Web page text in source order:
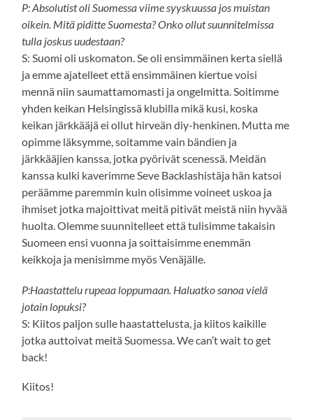
P: Absolutist oli Suomessa viime syyskuussa jos muistan
oikein. Mitä piditte Suomesta? Onko ollut suunnitelmissa
tulla joskus uudestaan?
S: Suomi oli uskomaton. Se oli ensimmäinen kerta siellä
ja emme ajatelleet että ensimmäinen kiertue voisi
mennä niin saumattamomasti ja ongelmitta. Soitimme
yhden keikan Helsingissä klubilla mikä kusi, koska
keikan järkkääjä ei ollut hirveän diy-henkinen. Mutta me
opimme läksymme, soitamme vain bändien ja
järkkääjien kanssa, jotka pyörivät scenessä. Meidän
kanssa kulki kaverimme Seve Backlashistäja hän katsoi
peräämme paremmin kuin olisimme voineet uskoa ja
ihmiset jotka majoittivat meitä pitivät meistä niin hyvää
huolta. Olemme suunnitelleet että tulisimme takaisin
Suomeen ensi vuonna ja soittaisimme enemmän
keikkoja ja menisimme myös Venäjälle.
P:Haastattelu rupeaa loppumaan. Haluatko sanoa vielä
jotain lopuksi?
S: Kiitos paljon sulle haastattelusta, ja kiitos kaikille
jotka auttoivat meitä Suomessa. We can’t wait to get
back!
Kiitos!